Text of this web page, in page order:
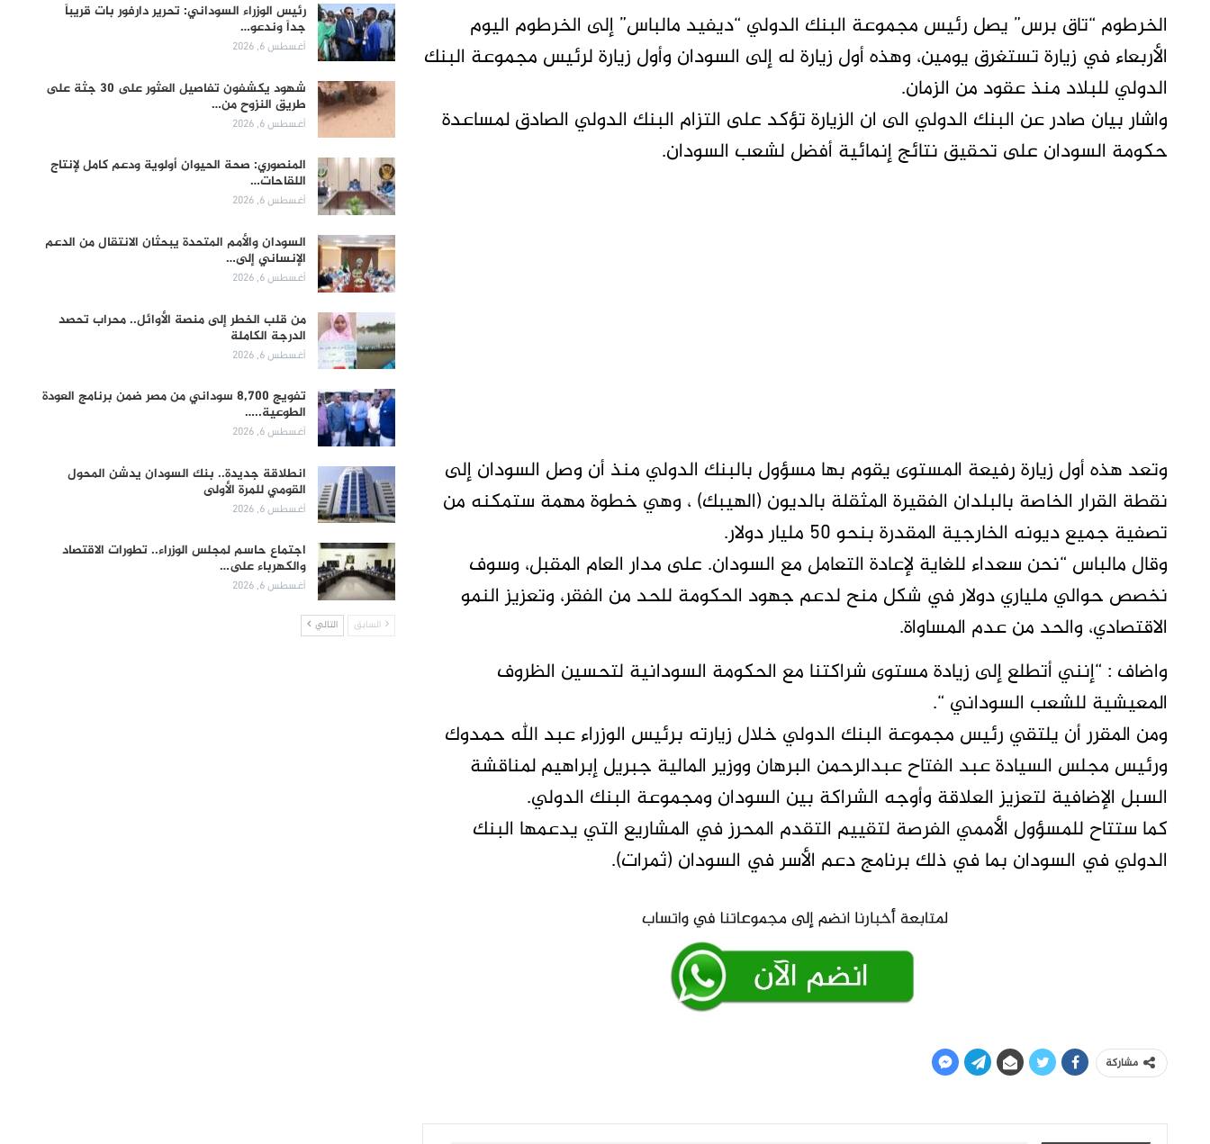
الخرطوم “تاق برس” يصل رئيس مجموعة البنك الدولي “ديفيد مالباس” إلى الخرطوم اليوم
الأربعاء في زيارة تستغرق يومين، وهذه أول زيارة له إلى السودان وأول زيارة لرئيس مجموعة البنك
الدولي للبلاد منذ عقود من الزمان.
واشار بيان صادر عن البنك الدولي الى ان الزيارة تؤكد على التزام البنك الدولي الصادق لمساعدة
حكومة السودان على تحقيق نتائج إنمائية أفضل لشعب السودان.
وتعد هذه أول زيارة رفيعة المستوى يقوم بها مسؤول بالبنك الدولي منذ أن وصل السودان إلى
نقطة القرار الخاصة بالبلدان الفقيرة المثقلة بالديون (الهيبك) ، وهي خطوة مهمة ستمكنه من
تصفية جميع ديونه الخارجية المقدرة بنحو 50 مليار دولار.
وقال مالباس “نحن سعداء للغاية لإعادة التعامل مع السودان. على مدار العام المقبل، وسوف
نخصص حوالي ملياري دولار في شكل منح لدعم جهود الحكومة للحد من الفقر، وتعزيز النمو
الاقتصادي، والحد من عدم المساواة.
واضاف : “إنني أتطلع إلى زيادة مستوى شراكتنا مع الحكومة السودانية لتحسين الظروف
المعيشية للشعب السوداني “.
ومن المقرر أن يلتقي رئيس مجموعة البنك الدولي خلال زيارته برئيس الوزراء عبد الله حمدوك
ورئيس مجلس السيادة عبد الفتاح عبدالرحمن البرهان ووزير المالية جبريل إبراهيم لمناقشة
السبل الإضافية لتعزيز العلاقة وأوجه الشراكة بين السودان ومجموعة البنك الدولي.
كما ستتاح للمسؤول الأممي الفرصة لتقييم التقدم المحرز في المشاريع التي يدعمها البنك
الدولي في السودان بما في ذلك برنامج دعم الأسر في السودان (ثمرات).
مشاركة
رئيس الوزراء السوداني: تحرير دارفور بات قريباً
جداً وندعو…
أغسطس 6, 2026
شهود يكشفون تفاصيل العثور على 30 جثة على
طريق النزوح من…
أغسطس 6, 2026
المنصوري: صحة الحيوان أولوية ودعم كامل لإنتاج
اللقاحات…
أغسطس 6, 2026
السودان والأمم المتحدة يبحثان الانتقال من الدعم
الإنساني إلى…
أغسطس 6, 2026
من قلب الخطر إلى منصة الأوائل.. محراب تحصد
الدرجة الكاملة
أغسطس 6, 2026
تفويج 8,700 سوداني من مصر ضمن برنامج العودة
الطوعية..…
أغسطس 6, 2026
انطلاقة جديدة.. بنك السودان يدشن المحول
القومي للمرة الأولى
أغسطس 6, 2026
اجتماع حاسم لمجلس الوزراء.. تطورات الاقتصاد
والكهرباء على…
أغسطس 6, 2026
السابق التالي